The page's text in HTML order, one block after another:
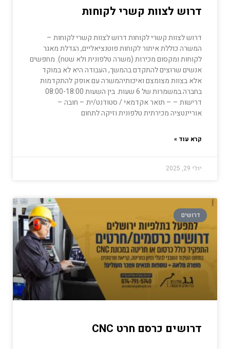
דרוש לצוות קשרי לקוחות
דרוש לצוות קשרי לקוחות דרוש לצוות קשרי לקוחות –
המשרה כוללת איתור לקוחות פוטנציאליים, הגדלת מאגר
לקוחות ומקסום מכירות (משרה טלפונית ולא שטח). מחפשים
אנשים שרוצים להתקדם בהמשך, העבודה היא לא במוקד
אלא בצוות מצומצם ואיכותיהמשרה עם אופק להתקדמות
בחברה.במשמרות של 6 שעות. בין השעות 08:00-18:00
דרישות – – תואר אקדמאי / סטודנט/ית – חובה –
אוריינטציה מכירתית טלפונית וזיקה לתחום
קרא עוד »
יולי 29, 2025
דרושים
דרושים כרסם חרט CNC